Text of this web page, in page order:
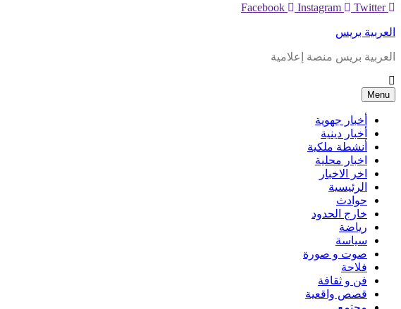
Facebook
Instagram Twitter
العربية بريس
العربية بريس منصة إعلامية
Menu
أخبار جهوية
أخبار دينية
أنشطة ملكية
اخبار محلية
اخر الاخبار
الرئيسية
حوادث
خارج الحدود
رياضة
سياسة
صوت و صورة
فلاحة
فن و ثقافة
قصص واقعية